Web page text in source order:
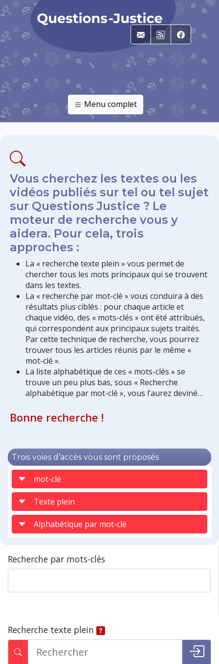
E-mailRSS
Menu complet
Vous cherchez les textes ou les
vidéos publiés sur tel ou tel sujet
sur Questions Justice ? Le
moteur de recherche vous y
aidera. Pour cela, trois
approches :
La « recherche texte plein » vous permet de
chercher tous les mots principaux qui se trouvent
dans les textes.
La « recherche par mot-clé » vous conduira à des
résultats plus ciblés : pour chaque article et
chaque vidéo, des « mots-clés » ont été attribués,
qui correspondent aux principaux sujets traités.
Par cette technique de recherche, vous pourrez
trouver tous les articles réunis par le même «
mot-clé ».
La liste alphabétique de ces « mots-clés » se
trouve un peu plus bas, sous « Recherche
alphabétique par mot-clé », vous l’aurez deviné…
Bonne recherche !
Trois voies d’accès vous sont proposés
mot-clé
Texte plein
Alphabétique par mot-clé
Recherche par mots-clés
Recherche texte plein